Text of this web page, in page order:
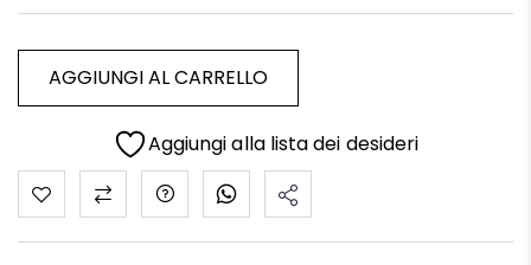
AGGIUNGI AL CARRELLO
Aggiungi alla lista dei desideri